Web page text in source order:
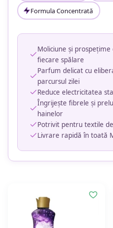
Formula Concentrată
Moliciune și
fiecare spălare
Parfum delicat cu
parcursul zilei
Reduce electricitatea
Îngrijește fibrele și
hainelor
Potrivit pentru textile
Livrare rapidă în toată